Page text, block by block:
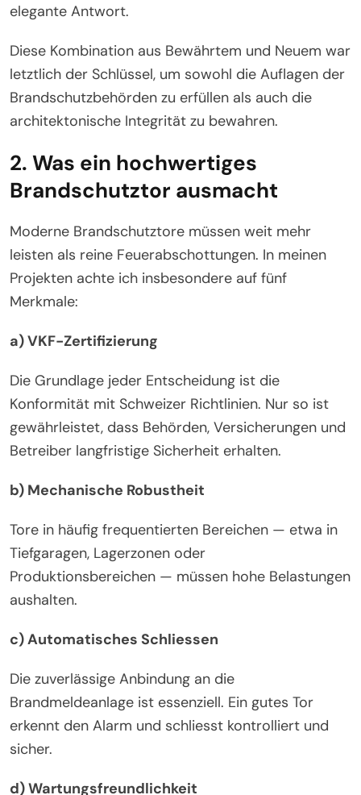
elegante Antwort.
Diese Kombination aus Bewährtem und Neuem war
letztlich der Schlüssel, um sowohl die Auflagen der
Brandschutzbehörden zu erfüllen als auch die
architektonische Integrität zu bewahren.
2. Was ein hochwertiges
Brandschutztor ausmacht
Moderne Brandschutztore müssen weit mehr
leisten als reine Feuerabschottungen. In meinen
Projekten achte ich insbesondere auf fünf
Merkmale:
a) VKF-Zertifizierung
Die Grundlage jeder Entscheidung ist die
Konformität mit Schweizer Richtlinien. Nur so ist
gewährleistet, dass Behörden, Versicherungen und
Betreiber langfristige Sicherheit erhalten.
b) Mechanische Robustheit
Tore in häufig frequentierten Bereichen — etwa in
Tiefgaragen, Lagerzonen oder
Produktionsbereichen — müssen hohe Belastungen
aushalten.
c) Automatisches Schliessen
Die zuverlässige Anbindung an die
Brandmeldeanlage ist essenziell. Ein gutes Tor
erkennt den Alarm und schliesst kontrolliert und
sicher.
d) Wartungsfreundlichkeit